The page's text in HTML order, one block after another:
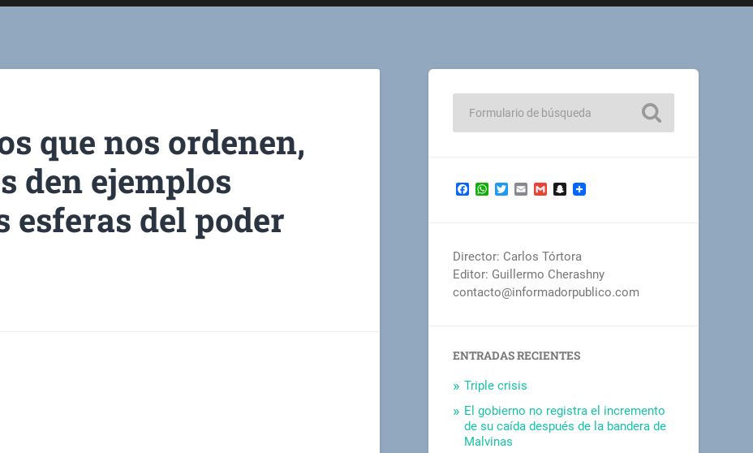
que nos ordenen,
den ejemplos
esferas del poder
Facebook
WhatsApp
TwitterEmailGmailSnapchat
Director: Carlos Tórtora
Editor: Guillermo Cherashny
contacto@informadorpublico.com
ENTRADAS RECIENTES
Triple crisis
El gobierno no registra el incremento
de su caída después de la bandera de
Malvinas